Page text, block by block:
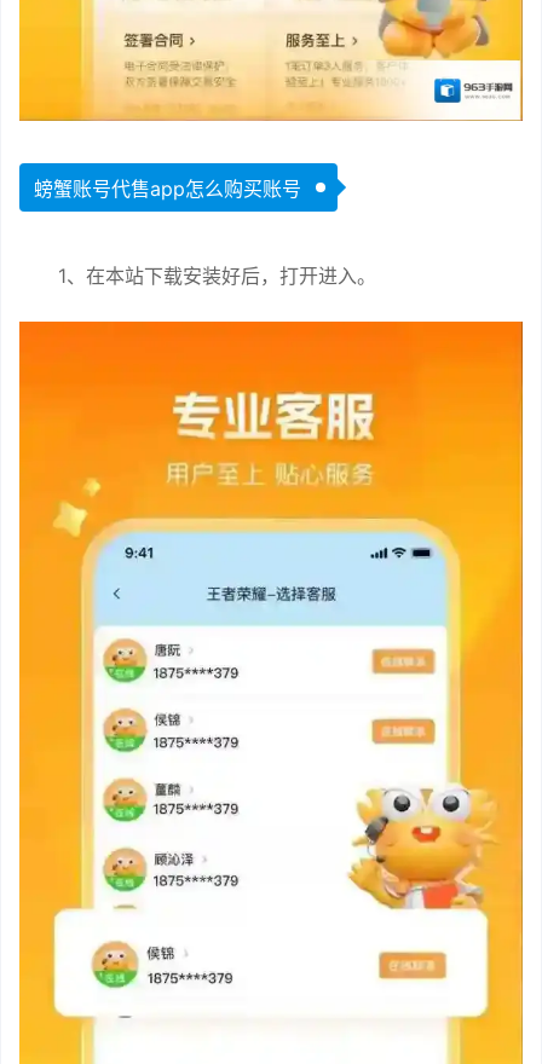
螃蟹账号代售app怎么购买账号
1、在本站下载安装好后，打开进入。